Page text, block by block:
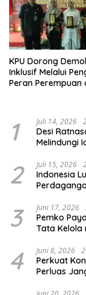
KPU Dorong
Inklusif Melalui
Peran Perempuan
1 Juli 14, 2026
Desi
Melindungi
2 Juli 15, 2026
Indonesia
3 Juni 17, 2026
Pemko
Tata Kelola
4 Juni 8, 2026
Perkuat
Perluas